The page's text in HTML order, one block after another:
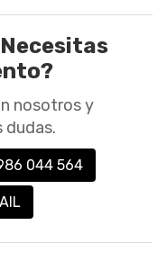
nosotros y
dudas.
044 564